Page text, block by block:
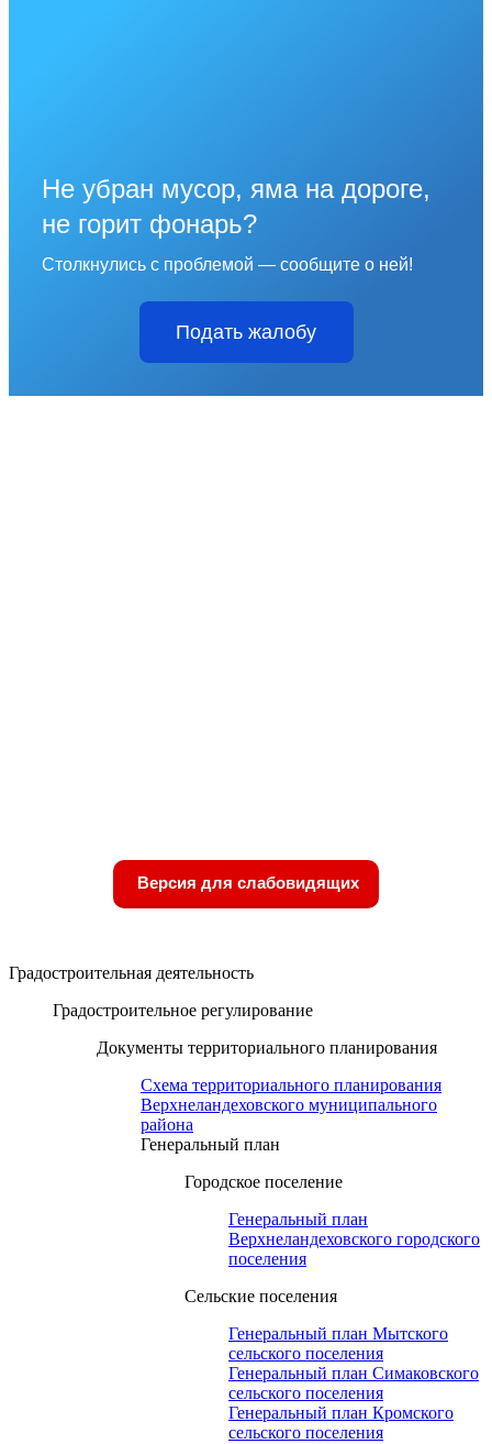
Не убран мусор, яма на дороге,
не горит фонарь?
Столкнулись с проблемой — сообщите о ней!
Подать жалобу
Версия для слабовидящих
Градостроительная деятельность
Градостроительное регулирование
Документы территориального планирования
Схема территориального планирования
Верхнеландеховского муниципального
района
Генеральный план
Городское поселение
Генеральный план
Верхнеландеховского городского
поселения
Сельские поселения
Генеральный план Мытского
сельского поселения
Генеральный план Симаковского
сельского поселения
Генеральный план Кромского
сельского поселения